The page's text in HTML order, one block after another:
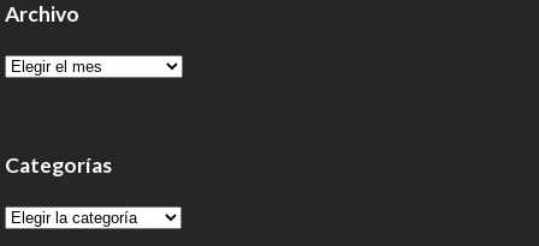
Archivo
Archivo
Categorías
Categorías